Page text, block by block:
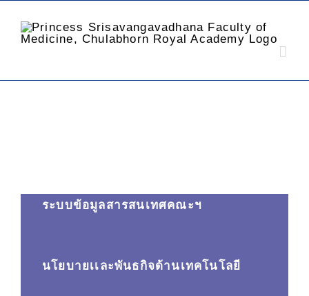
ระบบข้อมูลสารสนเทศคณะฯ
นโยบายเเละพันธกิจด้านเทคโนโลยี